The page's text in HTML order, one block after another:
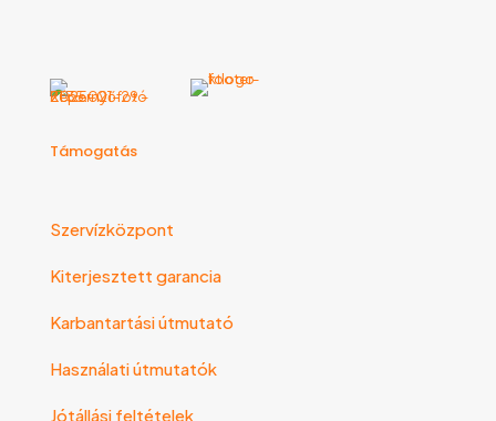
Támogatás
Szervízközpont
Kiterjesztett garancia
Karbantartási útmutató
Használati útmutatók
Jótállási feltételek